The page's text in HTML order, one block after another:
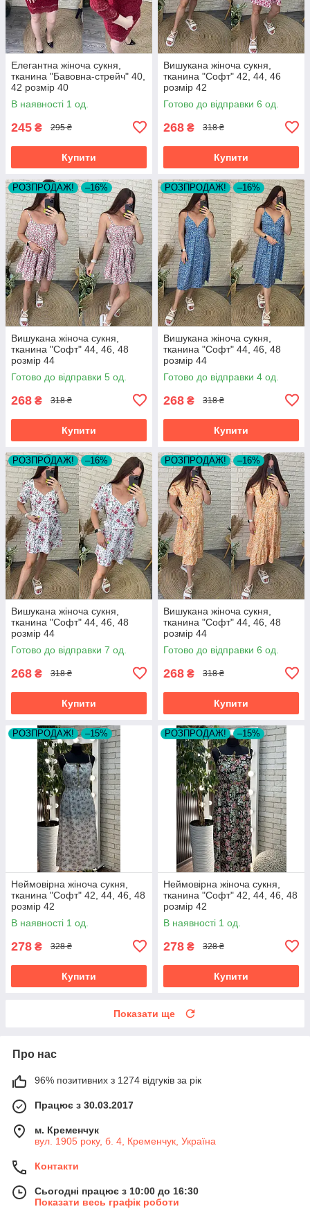
Елегантна жіноча сукня,
тканина "Бавовна-стрейч" 40,
42 розмір 40
В наявності 1 од.
245 ₴ 295 ₴
Купити
Вишукана жіноча сукня,
тканина "Софт" 42, 44, 46
розмір 42
Готово до відправки 6 од.
268 ₴ 318 ₴
Купити
РОЗПРОДАЖ! –16%
Вишукана жіноча сукня,
тканина "Софт" 44, 46, 48
розмір 44
Готово до відправки 5 од.
268 ₴ 318 ₴
Купити
РОЗПРОДАЖ! –16%
Вишукана жіноча сукня,
тканина "Софт" 44, 46, 48
розмір 44
Готово до відправки 4 од.
268 ₴ 318 ₴
Купити
РОЗПРОДАЖ! –16%
Вишукана жіноча сукня,
тканина "Софт" 44, 46, 48
розмір 44
Готово до відправки 7 од.
268 ₴ 318 ₴
Купити
РОЗПРОДАЖ! –16%
Вишукана жіноча сукня,
тканина "Софт" 44, 46, 48
розмір 44
Готово до відправки 6 од.
268 ₴ 318 ₴
Купити
РОЗПРОДАЖ! –15%
Неймовірна жіноча сукня,
тканина "Софт" 42, 44, 46, 48
розмір 42
В наявності 1 од.
278 ₴ 328 ₴
Купити
РОЗПРОДАЖ! –15%
Неймовірна жіноча сукня,
тканина "Софт" 42, 44, 46, 48
розмір 42
В наявності 1 од.
278 ₴ 328 ₴
Купити
Показати ще
Про нас
96% позитивних з 1274 відгуків за рік
Працює з 30.03.2017
м. Кременчук
вул. 1905 року, б. 4, Кременчук, Україна
Контакти
Сьогодні працює з 10:00 до 16:30
Показати весь графік роботи